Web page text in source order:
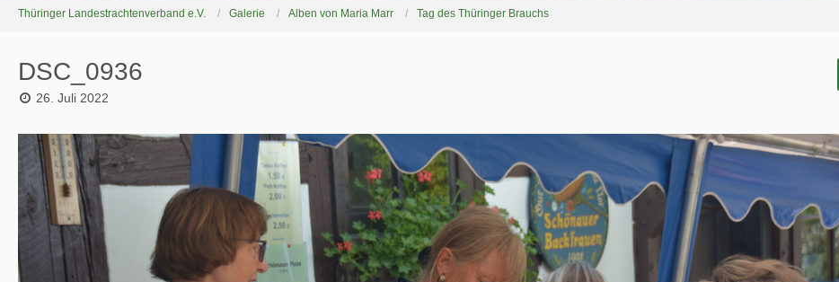
Thüringer Landestrachtenverband e.V. Galerie Alben von Maria Marr Tag des Thüringer Brauchs
DSC_0936
26. Juli 2022